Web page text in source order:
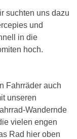
suchten uns dazu
und
in die
hoch.
Fahrräder auch
unseren
Wandernde
vielen engen
Rad hier oben